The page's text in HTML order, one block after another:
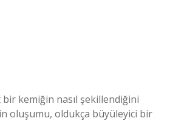
kemiğin nasıl şekillendiğini
oluşumu, oldukça büyüleyici bir